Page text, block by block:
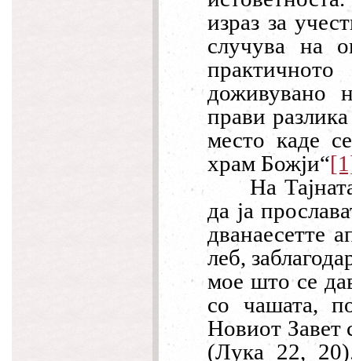
израз за
случува на
доживувано
прави
место каде
храм Божји“
На
да ја
дванаесетте
леб,
мое што се
со чашата,
Новиот Завет
(Лука 22,